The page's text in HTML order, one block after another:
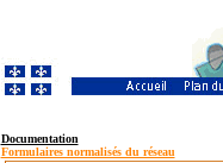
Documentation
Formulaires normalisés du réseau